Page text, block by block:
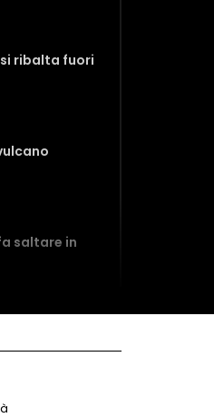
ribalta fuori
saltare in